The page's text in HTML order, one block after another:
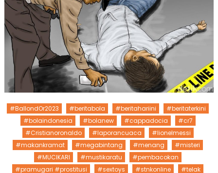
#BallondOr2023 #beritabola #beritahariini
#beritaterkini
#bolaindonesia
#bolanew #cappadocia
#cr7
#Cristianoronaldo
#laporancuaca
#lionelmessi
#makankramat
#megabintang #menang
#misteri
#MUCIKARI
#mustikaratu
#pembacokan
#pramugari #prostitusi
#sextoys #stnkonline
#telak